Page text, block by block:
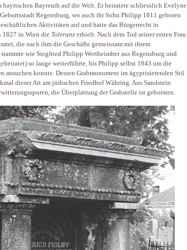
bayrischen Bayreuth auf die Welt. Er heiratete schliesslich Evelyne
Regensburg, wo auch ihr Sohn Philipp 1811 geboren
Aktivitäten auf und hatte das Bürgerrecht in
1827 in Wien die Toleranz erhielt. Nach dem Tod seiner ersten Frau
die nach ihm die Geschäfte gemeinsam mit ihrem
wie Siegfried Philipp Wertheimber aus Regensburg und
so lange weiterführte, bis Philipp selbst 1843 um die
ansuchen konnte. Dessen Grabmonument im ägyptisierenden Stil
dieser Art am jüdischen Friedhof Währing. Aus Sandstein
die Überplattung der Grabstelle ist geborsten.